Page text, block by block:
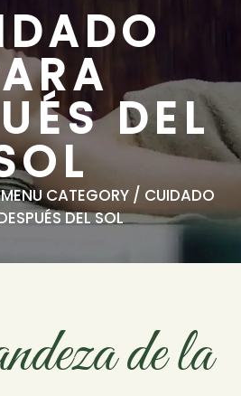
DEL
CATEGORY / CUIDADO
DEL SOL
de la